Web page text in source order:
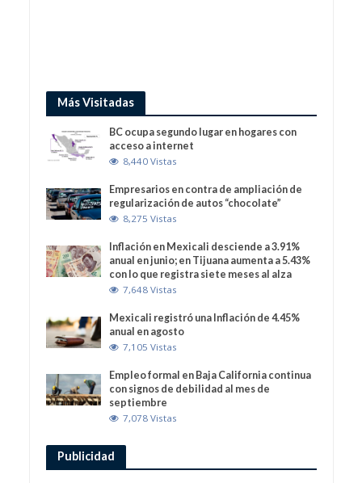
Más Visitadas
BC ocupa segundo lugar en hogares con
acceso a internet
8,440 Vistas
Empresarios en contra de ampliación de
regularización de autos “chocolate”
8,275 Vistas
Inflación en Mexicali desciende a 3.91%
anual en junio; en Tijuana aumenta a 5.43%
con lo que registra siete meses al alza
7,648 Vistas
Mexicali registró una Inflación de 4.45%
anual en agosto
7,105 Vistas
Empleo formal en Baja California continua
con signos de debilidad al mes de
septiembre
7,078 Vistas
Publicidad